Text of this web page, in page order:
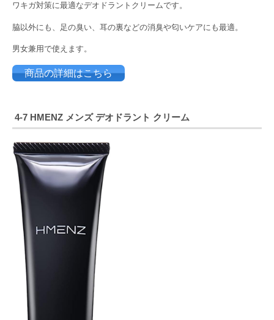
ワキガ対策に最適なデオドラントクリームです。
脇以外にも、足の臭い、耳の裏などの消臭や匂いケアにも最適。
男女兼用で使えます。
商品の詳細はこちら
4-7 HMENZ メンズ デオドラント クリーム